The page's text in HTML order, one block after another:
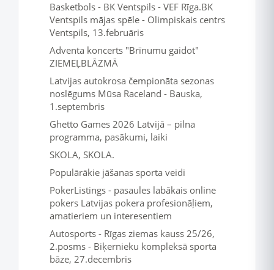
Basketbols - BK Ventspils - VEF Rīga.BK
Ventspils mājas spēle - Olimpiskais centrs
Ventspils, 13.februāris
Adventa koncerts "Brīnumu gaidot"
ZIEMEĻBLĀZMĀ
Latvijas autokrosa čempionāta sezonas
noslēgums Mūsa Raceland - Bauska,
1.septembris
Ghetto Games 2026 Latvijā – pilna
programma, pasākumi, laiki
SKOLA, SKOLA.
Populārākie jāšanas sporta veidi
PokerListings - pasaules labākais online
pokers Latvijas pokera profesionāļiem,
amatieriem un interesentiem
Autosports - Rīgas ziemas kauss 25/26,
2.posms - Biķernieku kompleksā sporta
bāze, 27.decembris